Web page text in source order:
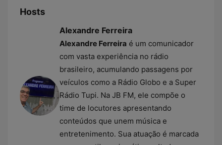
Hosts
Alexandre Ferreira
Alexandre Ferreira é um comunicador
com vasta experiência no rádio
brasileiro, acumulando passagens por
veículos como a Rádio Globo e a Super
Rádio Tupi. Na JB FM, ele compõe o
time de locutores apresentando
conteúdos que unem música e
entretenimento. Sua atuação é marcada